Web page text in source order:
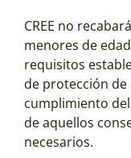
CREE no
menores de
requisitos
de protección de
cumplimiento
de aquellos
necesarios.